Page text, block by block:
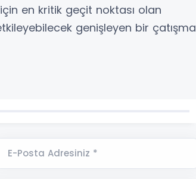
en kritik geçit noktası olan
genişleyen bir çatışma
E-Posta Adresiniz *